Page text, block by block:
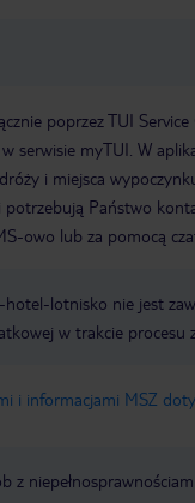
poprzez TUI
serwisie myTUI. W
i miejsca
Państwo
owo lub za pomocą
lotnisko nie jest
w trakcie procesu
i informacjami MSZ
z niepełnosprawnościami